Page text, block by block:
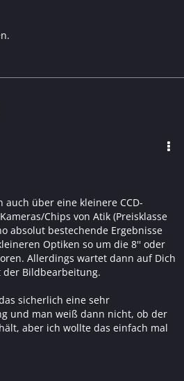
auch über eine kleinere CCD-
Chips von Atik (Preisklasse
absolut bestechende Ergebnisse
Optiken so um die 8'' oder
Allerdings wartet dann auf Dich
der Bildbearbeitung.
sicherlich eine sehr
und man weiß dann nicht, ob der
aber ich wollte das einfach mal